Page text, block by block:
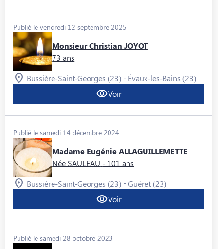
Publié le vendredi 12 septembre 2025
Monsieur Christian JOYOT
73 ans
Bussière-Saint-Georges (23) - Évaux-les-Bains (23)
Voir
Publié le samedi 14 décembre 2024
Madame Eugénie ALLAGUILLEMETTE
Née SAULEAU - 101 ans
Bussière-Saint-Georges (23) -Guéret (23)
Voir
Publié le samedi 28 octobre 2023